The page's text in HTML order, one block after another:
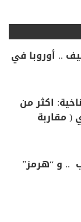
.. أوروبا في
اكثر من
( مقاربة
.. و “هرمز”